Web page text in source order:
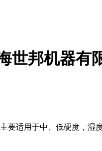
世邦机器有
要适用于中、低硬度，